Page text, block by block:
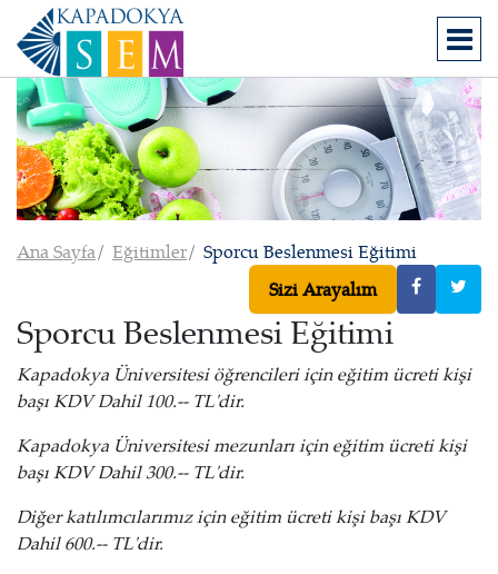
Ana Sayfa Eğitimler
Sporcu Beslenmesi Eğitimi
Sizi Arayalım
Sporcu Beslenmesi Eğitimi
Kapadokya Üniversitesi öğrencileri için eğitim ücreti kişi
başı KDV Dahil 100.-- TL'dir.
Kapadokya Üniversitesi mezunları için eğitim ücreti kişi
başı KDV Dahil 300.-- TL'dir.
Diğer katılımcılarımız için eğitim ücreti kişi başı KDV
Dahil 600.-- TL'dir.